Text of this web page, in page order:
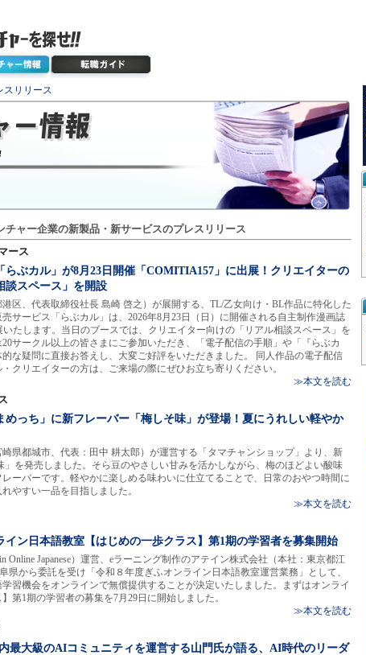
スリリース
チャー企業の新製品・新サービスのプレスリリース
ース
らぶカル」が8月23日開催「COMITIA157」に出展！クリエイターの
談スペース」を開設
区、代表取締役社長 島崎 啓之）が展開する、TL/乙女向け・BL作品に特化した
サービス「らぶカル」は、2026年8月23日（日）に開催される自主制作漫画誌
たします。当日のブースでは、クリエイター向けの「リアル相談スペース」を
サークル以上の皆さまにご参加いただき、「電子配信の手順」や「『らぶカ
な疑問に直接お答えし、大変ご好評をいただきました。 同人作品の電子配信
クリエイターの方は、ご来場の際にぜひお立ち寄りください。
≫本文を読む
めっち」に新フレーバー「梅しそ味」が登場！夏にうれしい軽やか
県都城市、代表：田中 耕太郎）が運営する「タマチャンショップ」より、新
」を発売しました。そら豆のやさしい甘みを活かしながら、梅のほどよい酸味
ーバーです。軽やかに楽しめる味わいに仕立てることで、日常のおやつ時間に
やすい一品を目指しました。
≫本文を読む
ン日本語教室【はじめの一歩クラス】第1期の学習者を募集開始
Online Japanese）運営、eラーニング制作のアテイン株式会社（本社：東京都江
県から委託を受け「令和８年度ぎふオンライン日本語教室運営業務」として、
習機会をオンラインで無償提供することが決定いたしました。まずはオンライ
第1期の学習者の募集を7月29日に開始しました。
≫本文を読む
最大級のAIコミュニティを運営する山門氏が語る、AI時代のリーダ